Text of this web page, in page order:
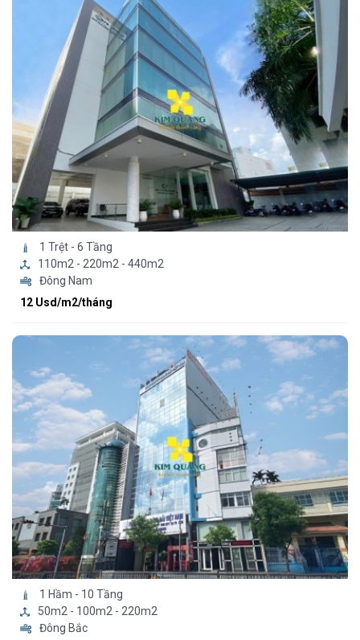
1 Trệt - 6 Tầng
110m2 - 220m2 - 440m2
Đông Nam
12 Usd/m2/tháng
1 Hầm - 10 Tầng
50m2 - 100m2 - 220m2
Đông Bắc